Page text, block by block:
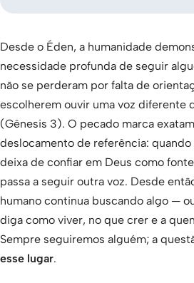
Desde o Éden, a humanidade
necessidade profunda de seguir
não se perderam por falta de
escolherem ouvir uma voz diferente
(Gênesis 3). O pecado marca
deslocamento de referência: quando
deixa de confiar em Deus como
passa a seguir outra voz. Desde
humano continua buscando algo —
diga como viver, no que crer e a
Sempre seguiremos alguém; a
esse lugar.